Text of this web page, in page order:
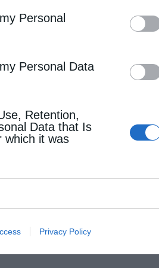
Personal
Personal Data
Retention,
Data that Is
which it was
Privacy Policy